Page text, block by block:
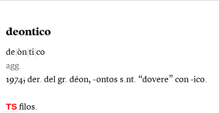
deontico
de òn ti co
agg.
1974; der. del gr. déon, -ontos s.nt. “dovere” con -ico.
TS filos.